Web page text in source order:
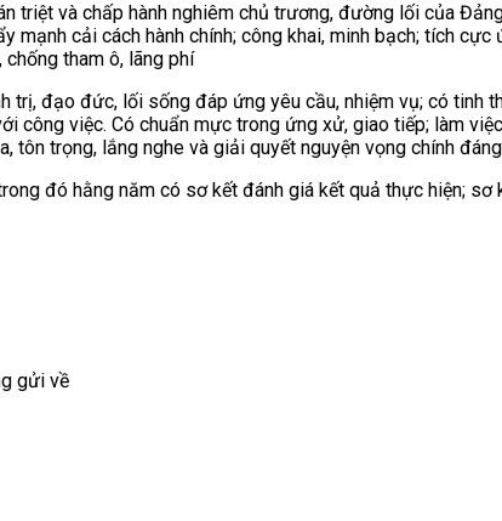
triệt và chấp hành nghiêm chủ trương, đường lối của
mạnh cải cách hành chính; công khai, minh bạch; tích
tham ô, lãng phí
trị, đạo đức, lối sống đáp ứng yêu cầu, nhiệm vụ; có tinh
công việc. Có chuẩn mực trong ứng xử, giao tiếp; làm
trọng, lắng nghe và giải quyết nguyện vọng chính
đó hằng năm có sơ kết đánh giá kết quả thực hiện;
gửi về